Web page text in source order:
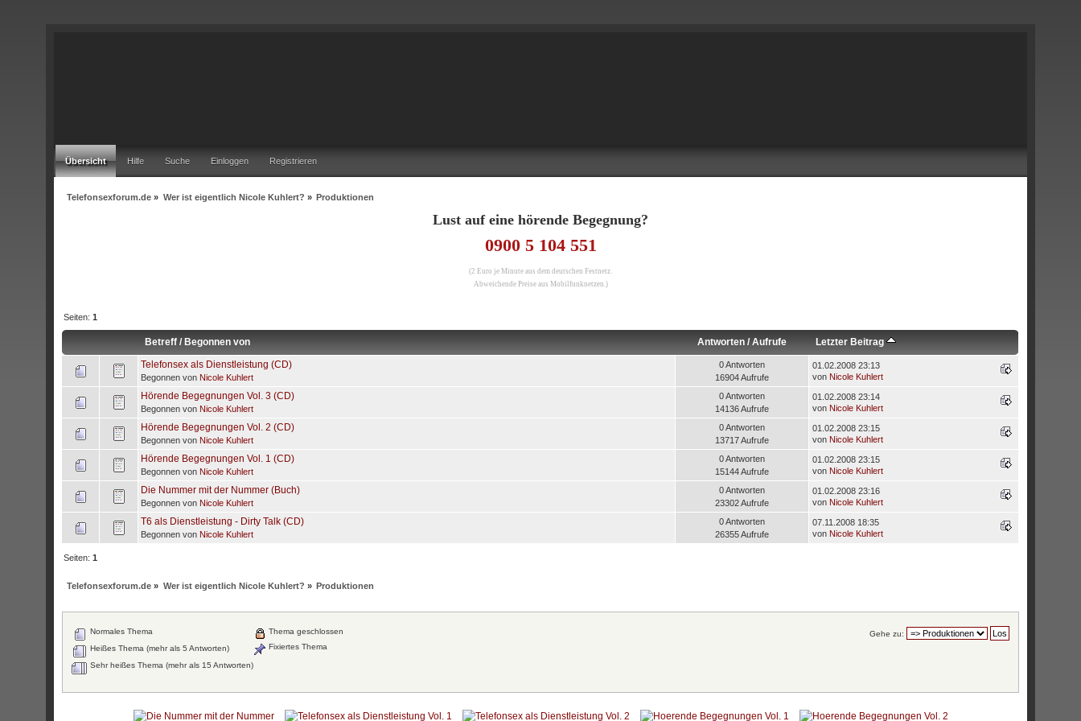
Übersicht Hilfe Suche Einloggen Registrieren
Telefonsexforum.de » Wer ist eigentlich Nicole Kuhlert? » Produktionen
Lust auf eine hörende Begegnung?
0900 5 104 551
(2 Euro je Minute aus dem deutschen Festnetz.
Abweichende Preise aus Mobilfunknetzen.)
Seiten:1
Betreff/Begonnen von Antworten/Aufrufe
Letzter Beitrag
Telefonsex als Dienstleistung (CD)
Begonnen von Nicole Kuhlert
0 Antworten
16904 Aufrufe
01.02.2008 23:13
von Nicole Kuhlert
Hörende Begegnungen Vol. 3 (CD)
Begonnen von Nicole Kuhlert
0 Antworten
14136 Aufrufe
01.02.2008 23:14
von Nicole Kuhlert
Hörende Begegnungen Vol. 2 (CD)
Begonnen von Nicole Kuhlert
0 Antworten
13717 Aufrufe
01.02.2008 23:15
von Nicole Kuhlert
Hörende Begegnungen Vol. 1 (CD)
Begonnen von Nicole Kuhlert
0 Antworten
15144 Aufrufe
01.02.2008 23:15
von Nicole Kuhlert
Die Nummer mit der Nummer (Buch)
Begonnen von Nicole Kuhlert
0 Antworten
23302 Aufrufe
01.02.2008 23:16
von Nicole Kuhlert
T6 als Dienstleistung - Dirty Talk (CD)
Begonnen von Nicole Kuhlert
0 Antworten
26355 Aufrufe
07.11.2008 18:35
von Nicole Kuhlert
Seiten:1
Telefonsexforum.de » Wer ist eigentlich Nicole Kuhlert? » Produktionen
Gehe zu:
Normales Thema
Heißes Thema (mehr als 5 Antworten)
Sehr heißes Thema (mehr als 15 Antworten)
Thema geschlossen
Fixiertes Thema